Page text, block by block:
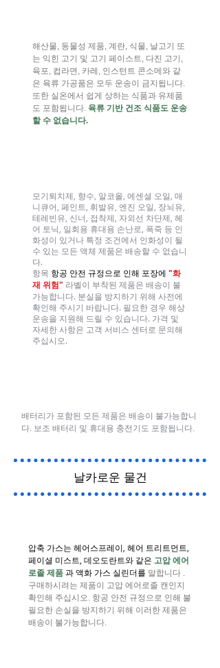
해산물, 동물성 제품, 계란, 식물, 날고기 또
는 익힌 고기 및 고기 페이스트, 다진 고기,
육포, 컵라면, 카레, 인스턴트 콘소메와 같
은 육류 가공품은 모두 운송이 금지됩니다.
또한 실온에서 쉽게 상하는 식품과 유제품
도 포함됩니다. 육류 기반 건조 식품도 운송
할 수 없습니다.
모기퇴치제, 향수, 알코올, 에센셜 오일, 매
니큐어, 페인트, 휘발유, 엔진 오일, 장뇌유,
테레빈유, 신너, 접착제, 자외선 차단제, 헤
어 토닉, 일회용 휴대용 손난로, 폭죽 등 인
화성이 있거나 특정 조건에서 인화성이 될
수 있는 모든 액체 제품은 배송할 수 없습니
다.
항목 항공 안전 규정으로 인해 포장에 "화
재 위험" 라벨이 부착된 제품은 배송이 불
가능합니다. 분실을 방지하기 위해 사전에
확인해 주시기 바랍니다. 필요한 경우 해상
운송을 지원해 드릴 수 있습니다. 가격 및
자세한 사항은 고객 서비스 센터로 문의해
주십시오.
배터리가 포함된 모든 제품은 배송이 불가능합니
다. 보조 배터리 및 휴대용 충전기도 포함됩니다.
날카로운 물건
압축 가스는 헤어스프레이, 헤어 트리트먼트,
페이셜 미스트, 데오도란트와 같은 고압 에어
로졸 제품 과 액화 가스 실린더를 말합니다 .
구매하시려는 제품이 고압 에어로졸 캔인지
확인해 주십시오. 항공 안전 규정으로 인해 불
필요한 손실을 방지하기 위해 이러한 제품은
배송이 불가능합니다.